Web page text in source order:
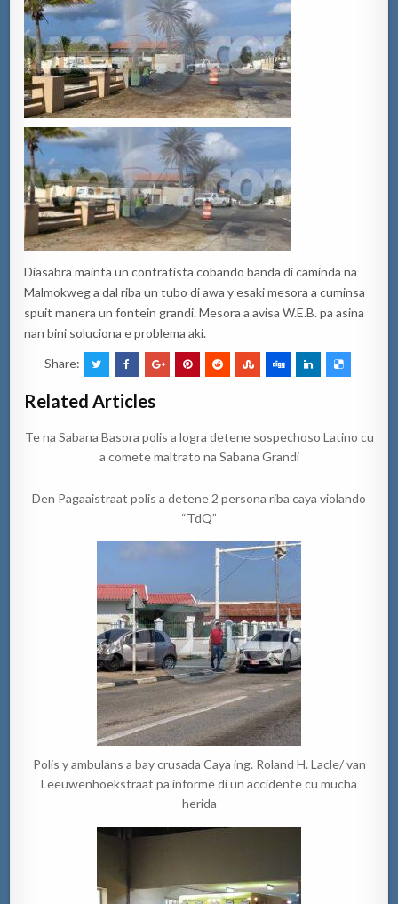
Diasabra mainta un contratista cobando banda di caminda na
Malmokweg a dal riba un tubo di awa y esaki mesora a cuminsa
spuit manera un fontein grandi. Mesora a avisa W.E.B. pa asina
nan bini soluciona e problema aki.
Share:
Related Articles
Te na Sabana Basora polis a logra detene sospechoso Latino cu
a comete maltrato na Sabana Grandi
Den Pagaaistraat polis a detene 2 persona riba caya violando
“TdQ”
Polis y ambulans a bay crusada Caya ing. Roland H. Lacle/ van
Leeuwenhoekstraat pa informe di un accidente cu mucha
herida